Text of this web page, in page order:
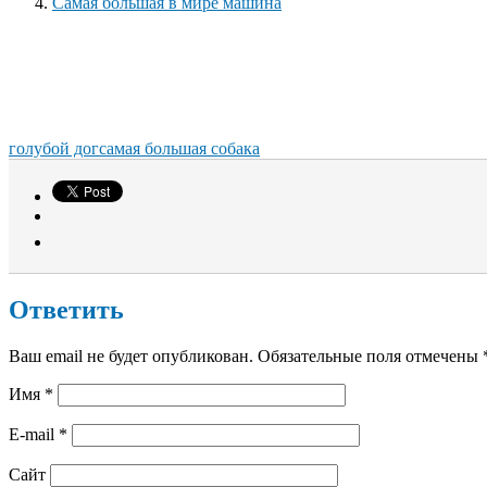
голубой догсамая большая собака
Ответить
Ваш email не будет опубликован. Обязательные поля отмечены
Имя *
E-mail *
Сайт